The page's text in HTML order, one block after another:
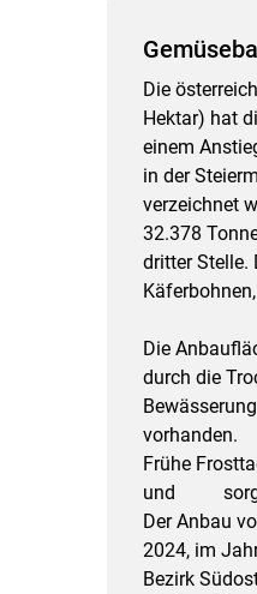
Die
Hektar) hat
einem
in der
verzeichnet
32.378
dritter Stelle.
Die
durch die
vorhanden.
Frühe
und
Der Anbau
2024, im
Bezirk